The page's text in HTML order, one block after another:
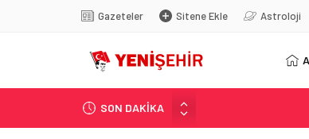
Gazeteler Sitene Ekle Astroloji
SON DAKİKA
Görenler bakakaldı!